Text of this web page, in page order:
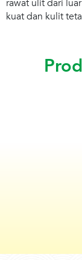
rawat ulit dari
kuat dan kulit